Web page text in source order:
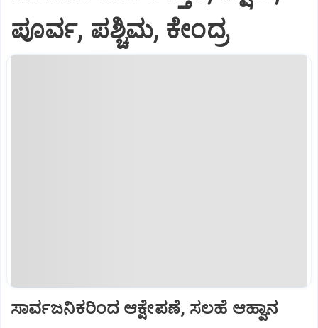
ಪೂರ್ವ, ಪಶ್ಚಿಮ, ಕೇಂದ್ರ
ಸಾರ್ವಜನಿಕರಿಂದ ಆಕ್ಷೇಪಣೆ, ಸಲಹೆ ಆಹ್ವಾನ